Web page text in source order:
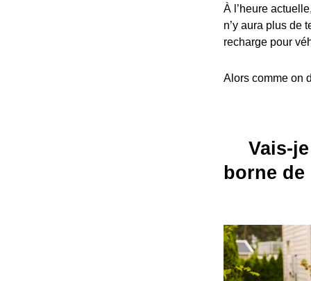
À l’heure
n’y aura plus de
recharge pour
Alors comme on
Vais-
borne